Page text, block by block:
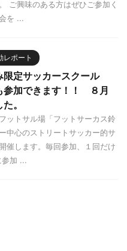
ご興味のある方はぜひご参加く
を ...
レポート
限定サッカースクール
参加できます！！ ８月
。
ットサル場「フットサーカス鈴
中心のストリートサッカー的サ
催します。毎回参加、１回だけ
参加 ...